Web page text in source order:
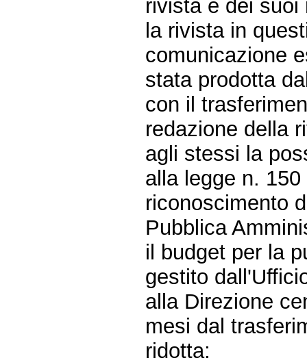
rivista e dei suoi
la rivista in
comunicazione
stata prodotta
con il
redazione della
agli stessi la
alla legge n.
riconoscimento
Pubblica
il budget per la
gestito
alla Direzione
mesi dal
ridotta;